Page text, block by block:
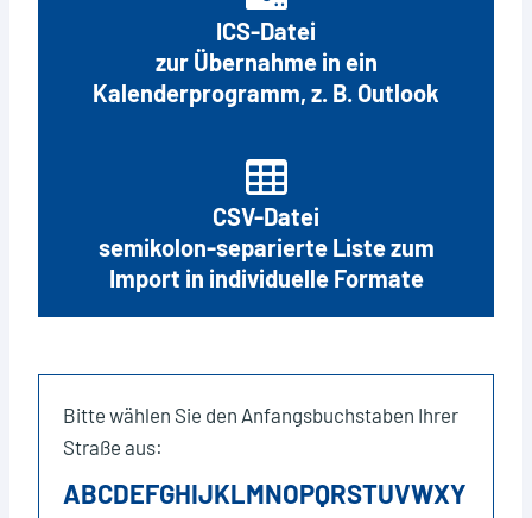
ICS-Datei
zur Übernahme in ein
Kalenderprogramm, z. B. Outlook
CSV-Datei
semikolon-separierte Liste zum
Import in individuelle Formate
Bitte wählen Sie den Anfangsbuchstaben Ihrer
Straße aus:
ABCDEFGHIJKLMNOPQRSTUVWXY